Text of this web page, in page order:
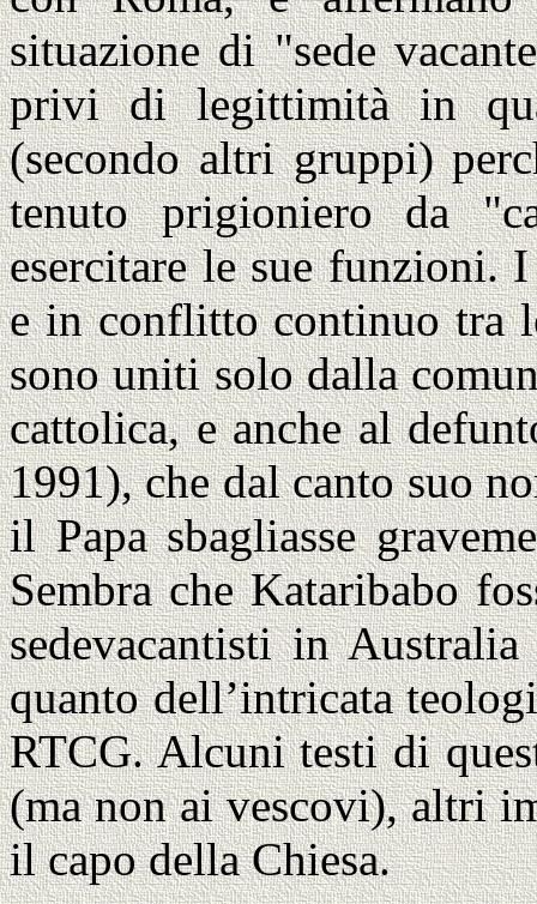
situazione di "sede
privi di legittimità in
(secondo altri gruppi)
tenuto prigioniero da
esercitare le sue funzioni.
e in conflitto continuo tra
sono uniti solo dalla
cattolica, e anche al
1991), che dal canto suo
il Papa sbagliasse
Sembra che Kataribabo
sedevacantisti in
quanto dell’intricata
RTCG. Alcuni testi di
(ma non ai vescovi), altri
il capo della Chiesa.